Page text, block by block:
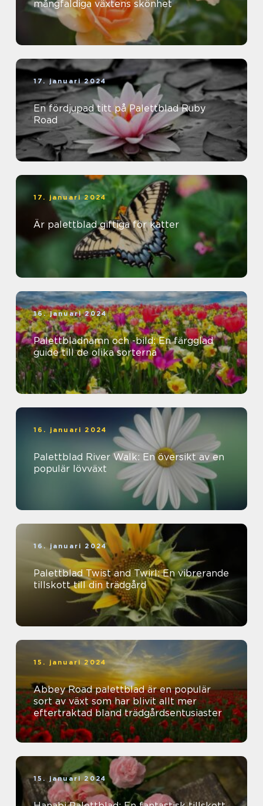
mångfaldiga växtens skönhet
17. januari 2024
En fördjupad titt på Palettblad Ruby
Road
17. januari 2024
Är palettblad giftiga för katter
16. januari 2024
Palettbladnamn och -bild: En färgglad
guide till de olika sorterna
16. januari 2024
Palettblad River Walk: En översikt av en
populär lövväxt
16. januari 2024
Palettblad Twist and Twirl: En vibrerande
tillskott till din trädgård
15. januari 2024
Abbey Road palettblad är en populär
sort av växt som har blivit allt mer
eftertraktad bland trädgårdsentusiaster
15. januari 2024